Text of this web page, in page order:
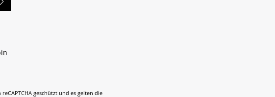
reCAPTCHA geschützt und es gelten die